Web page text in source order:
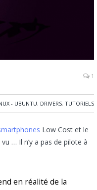
1
- UBUNTU, DRIVERS,TUTORIELS
Low Cost et le
… Il n’y a pas de pilote à
en réalité de la